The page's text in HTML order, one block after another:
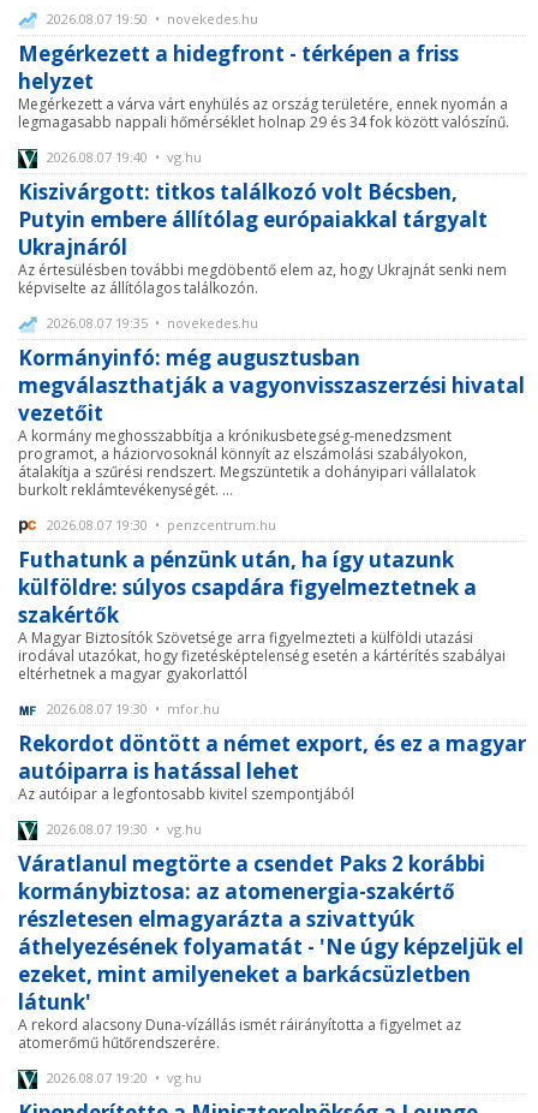
2026.08.07 19:50 • novekedes.hu
Megérkezett a hidegfront - térképen a friss
helyzet
Megérkezett a várva várt enyhülés az ország területére, ennek nyomán a
legmagasabb nappali hőmérséklet holnap 29 és 34 fok között valószínű.
2026.08.07 19:40 • vg.hu
Kiszivárgott: titkos találkozó volt Bécsben,
Putyin embere állítólag európaiakkal tárgyalt
Ukrajnáról
Az értesülésben további megdöbentő elem az, hogy Ukrajnát senki nem
képviselte az állítólagos találkozón.
2026.08.07 19:35 • novekedes.hu
Kormányinfó: még augusztusban
megválaszthatják a vagyonvisszaszerzési hivatal
vezetőit
A kormány meghosszabbítja a krónikusbetegség-menedzsment
programot, a háziorvosoknál könnyít az elszámolási szabályokon,
átalakítja a szűrési rendszert. Megszüntetik a dohányipari vállalatok
burkolt reklámtevékenységét. ...
2026.08.07 19:30 • penzcentrum.hu
Futhatunk a pénzünk után, ha így utazunk
külföldre: súlyos csapdára figyelmeztetnek a
szakértők
A Magyar Biztosítók Szövetsége arra figyelmezteti a külföldi utazási
irodával utazókat, hogy fizetésképtelenség esetén a kártérítés szabályai
eltérhetnek a magyar gyakorlattól
2026.08.07 19:30 • mfor.hu
Rekordot döntött a német export, és ez a magyar
autóiparra is hatással lehet
Az autóipar a legfontosabb kivitel szempontjából
2026.08.07 19:30 • vg.hu
Váratlanul megtörte a csendet Paks 2 korábbi
kormánybiztosa: az atomenergia-szakértő
részletesen elmagyarázta a szivattyúk
áthelyezésének folyamatát - 'Ne úgy képzeljük el
ezeket, mint amilyeneket a barkácsüzletben
látunk'
A rekord alacsony Duna-vízállás ismét ráirányította a figyelmet az
atomerőmű hűtőrendszerére.
2026.08.07 19:20 • vg.hu